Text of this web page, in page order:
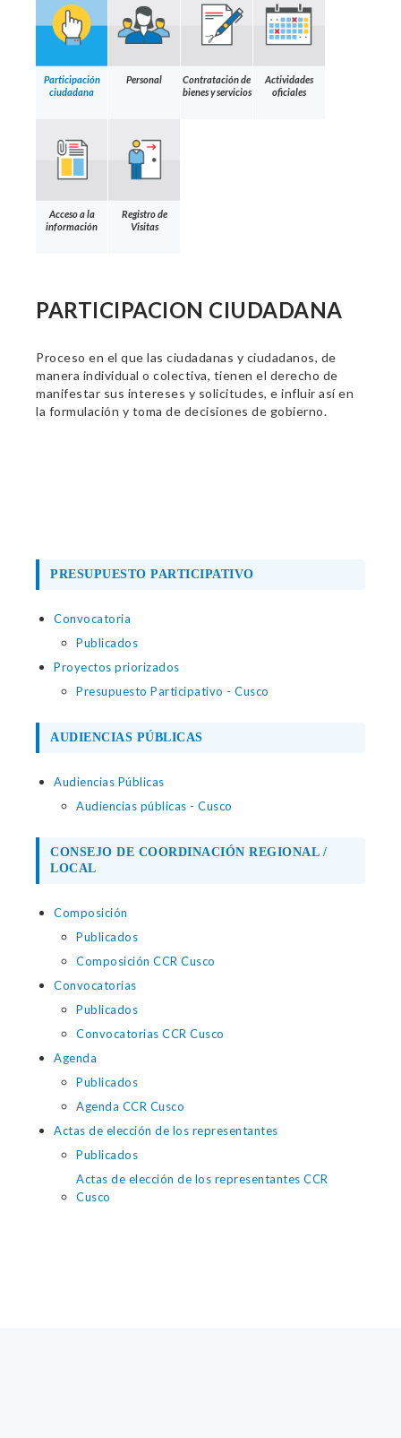
Participación
ciudadana
Personal
Contratación de
bienes y servicios
Actividades
oficiales
Acceso a la
información
Registro de
Visitas
PARTICIPACION CIUDADANA
Proceso en el que las ciudadanas y ciudadanos, de
manera individual o colectiva, tienen el derecho de
manifestar sus intereses y solicitudes, e influir así en
la formulación y toma de decisiones de gobierno.
PRESUPUESTO PARTICIPATIVO
Convocatoria
Publicados
Proyectos priorizados
Presupuesto Participativo - Cusco
AUDIENCIAS PÚBLICAS
Audiencias Públicas
Audiencias públicas - Cusco
CONSEJO DE COORDINACIÓN REGIONAL /
LOCAL
Composición
Publicados
Composición CCR Cusco
Convocatorias
Publicados
Convocatorias CCR Cusco
Agenda
Publicados
Agenda CCR Cusco
Actas de elección de los representantes
Publicados
Actas de elección de los representantes CCR
Cusco